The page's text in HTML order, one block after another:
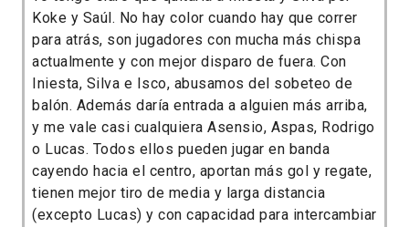
Koke y Saúl. No hay color cuando hay que correr
para atrás, son jugadores con mucha más chispa
actualmente y con mejor disparo de fuera. Con
Iniesta, Silva e Isco, abusamos del sobeteo de
balón. Además daría entrada a alguien más arriba,
y me vale casi cualquiera Asensio, Aspas, Rodrigo
o Lucas. Todos ellos pueden jugar en banda
cayendo hacia el centro, aportan más gol y regate,
tienen mejor tiro de media y larga distancia
(excepto Lucas) y con capacidad para intercambiar